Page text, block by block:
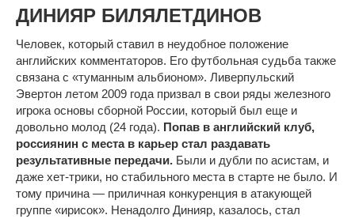
ДИНИЯР БИЛЯЛЕТДИНОВ
Человек, который ставил в неудобное положение
английских комментаторов. Его футбольная судьба также
связана с «туманным альбионом». Ливерпульский
Эвертон летом 2009 года призвал в свои ряды железного
игрока основы сборной России, который был еще и
довольно молод (24 года). Попав в английский клуб,
россиянин с места в карьер стал раздавать
результативные передачи. Были и дубли по асистам, и
даже хет-трики, но стабильного места в старте не было. И
тому причина — приличная конкуренция в атакующей
группе «ирисок». Ненадолго Динияр, казалось, стал